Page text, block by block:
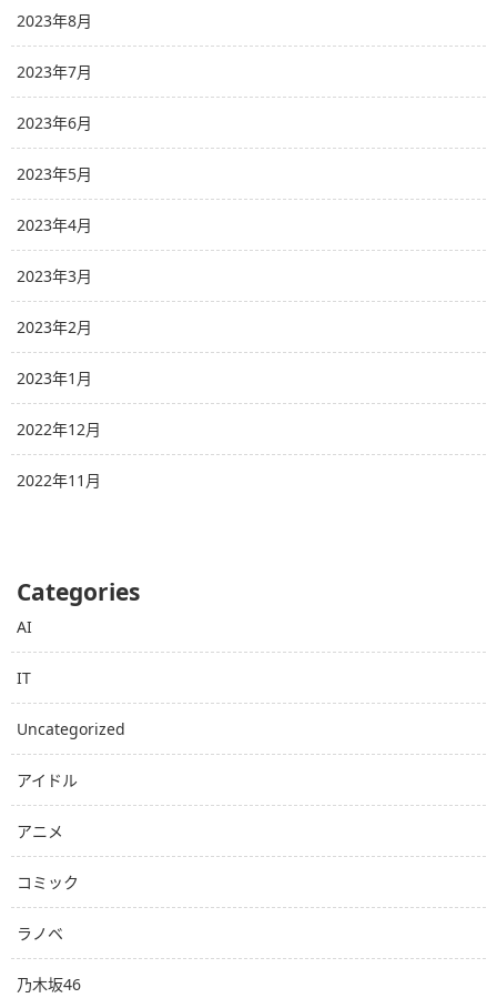
2023年8月
2023年7月
2023年6月
2023年5月
2023年4月
2023年3月
2023年2月
2023年1月
2022年12月
2022年11月
Categories
AI
IT
Uncategorized
アイドル
アニメ
コミック
ラノベ
乃木坂46